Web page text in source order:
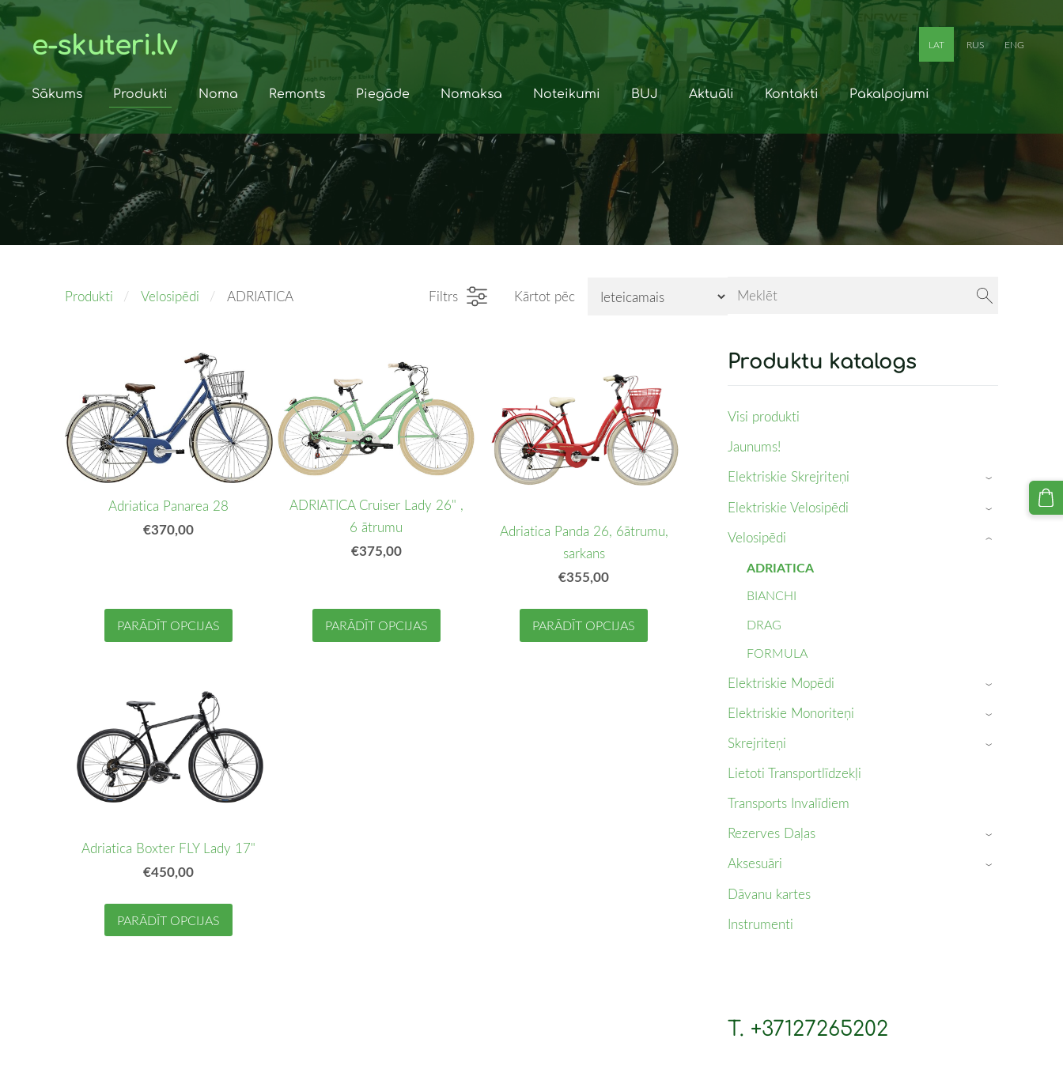
e-skuteri.lv
Sākums Produkti Noma Remonts Piegāde Nomaksa Noteikumi BUJ Aktuāli Kontakti Pakalpojumi
LAT RUS ENG
Produktu katalogs
Visi produkti
Jaunums!
Elektriskie Skrejriteņi
›
Elektriskie Velosipēdi ›
Velosipēdi
ADRIATICA
BIANCHI
DRAG
FORMULA
›
Elektriskie Mopēdi ›
Elektriskie Monoriteņi ›
Skrejriteņi ›
Lietoti Transportlīdzekļi
Transports Invalīdiem
Rezerves Daļas
›
Aksesuāri ›
Dāvanu kartes
Instrumenti
T. +37127265202
Produkti Velosipēdi ADRIATICA Filtrs Kārtot pēc
Adriatica Panarea 28
€370,00
PARĀDĪT OPCIJAS
ADRIATICA Cruiser Lady 26" ,
6 ātrumu
€375,00
PARĀDĪT OPCIJAS
Adriatica Panda 26, 6ātrumu,
sarkans
€355,00
PARĀDĪT OPCIJAS
Adriatica Boxter FLY Lady 17"
€450,00
PARĀDĪT OPCIJAS